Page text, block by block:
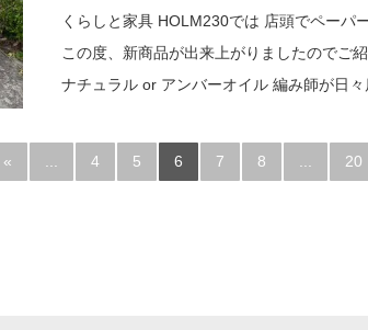
くらしと家具 HOLM230では 店頭でペーパ
この度、新商品が出来上がりましたのでご紹介させて くださ
ナチュラル or アンバーオイル 編み師が日
« 4 5 6 7 8 20